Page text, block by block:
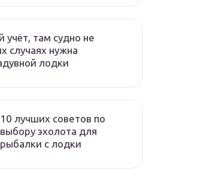
учёт, там судно не
случаях нужна
лодки
10 лучших советов по
выбору эхолота для
рыбалки с лодки